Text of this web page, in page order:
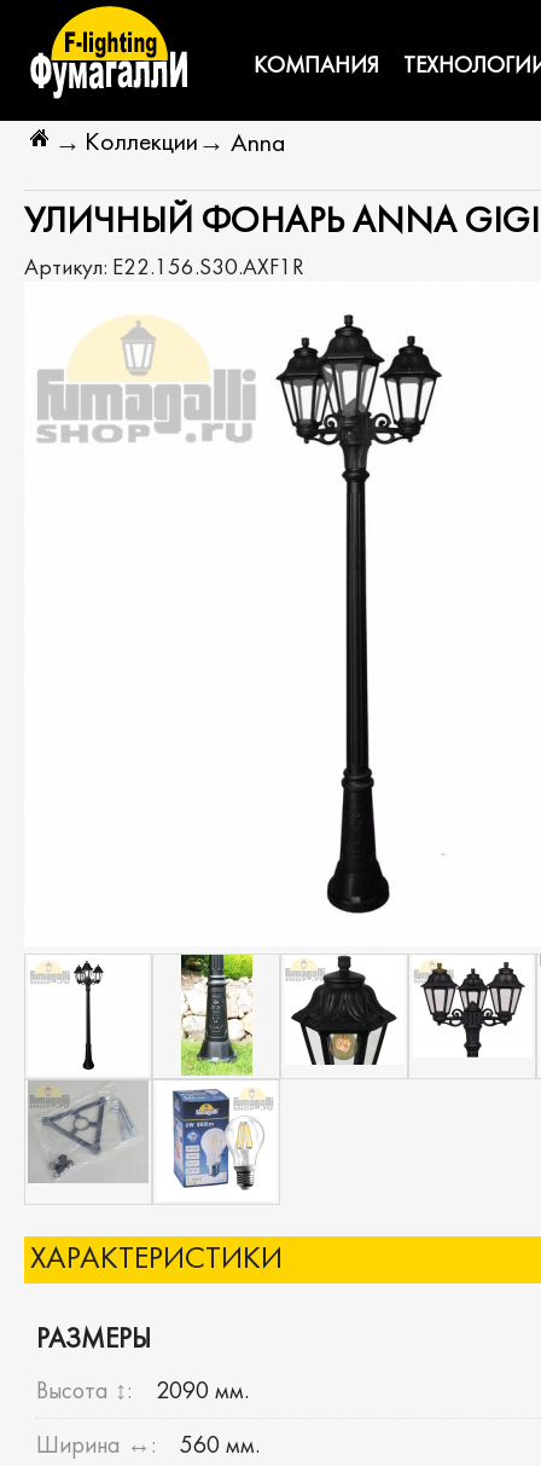
КОМПАНИЯ
→ Коллекции → Anna
УЛИЧНЫЙ ФОНАРЬ ANNA GIGI
Артикул: E22.156.S30.AXF1R
ХАРАКТЕРИСТИКИ
РАЗМЕРЫ
Высота ↕: 2090 мм.
Ширина ↔: 560 мм.